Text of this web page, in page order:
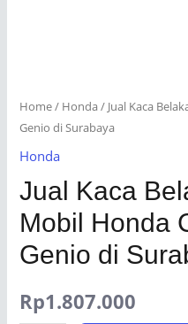
Home/ Honda/ Jual Kaca
Genio di Surabaya
Honda
Jual Kaca
Mobil Honda
Genio di
Rp1.807.000